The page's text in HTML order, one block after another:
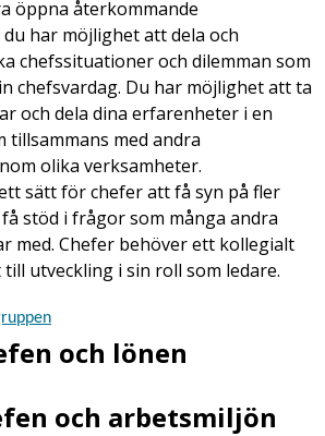
öppna återkommande
har möjlighet att dela och
chefssituationer och dilemman som
chefsvardag. Du har möjlighet att ta
och dela dina erfarenheter i en
tillsammans med andra
olika verksamheter.
sätt för chefer att få syn på fler
stöd i frågor som många andra
med. Chefer behöver ett kollegialt
utveckling i sin roll som ledare.
och lönen
och arbetsmiljön